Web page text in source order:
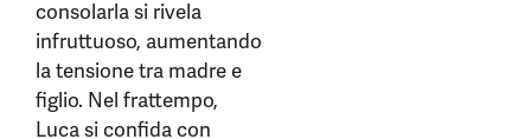
consolarla si rivela
infruttuoso, aumentando
la tensione tra madre e
figlio. Nel frattempo,
Luca si confida con